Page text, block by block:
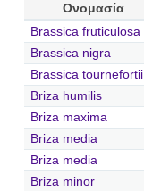
Ονομασία
Brassica fruticulosa
Brassica nigra
Brassica tournefortii
Briza humilis
Briza maxima
Briza media
Briza media
Briza minor